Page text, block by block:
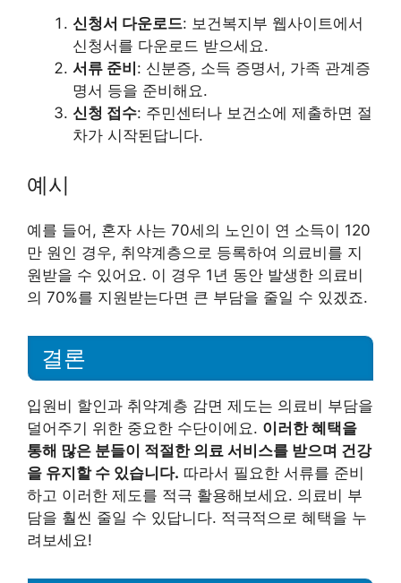
신청서 다운로드: 보건복지부 웹사이트에서
신청서를 다운로드 받으세요.
서류 준비: 신분증, 소득 증명서, 가족 관계증
명서 등을 준비해요.
신청 접수: 주민센터나 보건소에 제출하면 절
차가 시작된답니다.
예시
예를 들어, 혼자 사는 70세의 노인이 연 소득이 120
만 원인 경우, 취약계층으로 등록하여 의료비를 지
원받을 수 있어요. 이 경우 1년 동안 발생한 의료비
의 70%를 지원받는다면 큰 부담을 줄일 수 있겠죠.
결론
입원비 할인과 취약계층 감면 제도는 의료비 부담을
덜어주기 위한 중요한 수단이에요. 이러한 혜택을
통해 많은 분들이 적절한 의료 서비스를 받으며 건강
을 유지할 수 있습니다. 따라서 필요한 서류를 준비
하고 이러한 제도를 적극 활용해보세요. 의료비 부
담을 훨씬 줄일 수 있답니다. 적극적으로 혜택을 누
려보세요!